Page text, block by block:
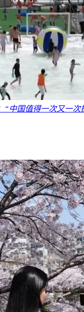
中国值得一次又一次